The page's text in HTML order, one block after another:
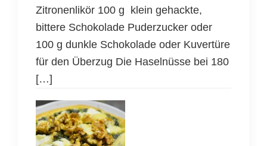
Zitronenlikör 100 g klein gehackte,
bittere Schokolade Puderzucker oder
100 g dunkle Schokolade oder Kuvertüre
für den Überzug Die Haselnüsse bei 180
[…]